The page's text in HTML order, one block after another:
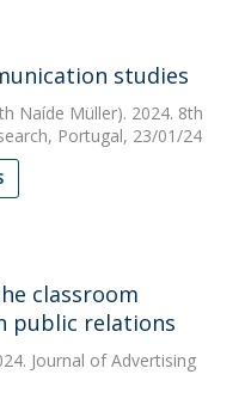
studies
Naíde Müller). 2024. 8th
Portugal, 23/01/24
classroom
public relations
Journal of Advertising